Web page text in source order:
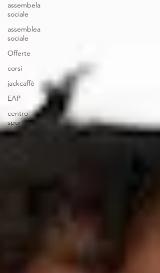
assembela
sociale
assemblea
sociale
Offerte
corsi
jackcaffè
EAP
centro
sportivo